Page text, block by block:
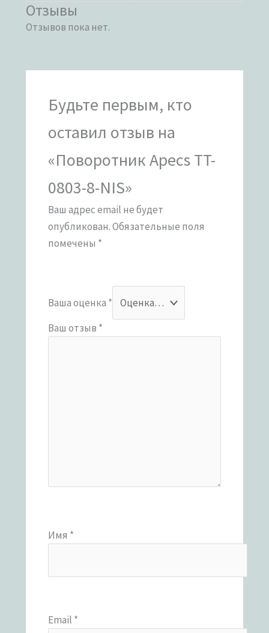
Отзывы
Отзывов пока нет.
Будьте первым, кто
оставил отзыв на
«Поворотник Apecs TT-
0803-8-NIS»
Ваш адрес email не будет
опубликован.Обязательные поля
помечены *
Ваша оценка *
Ваш отзыв *
Имя *
Email *